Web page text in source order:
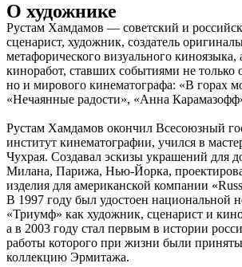
О художнике
Рустам Хамдамов — советский и
сценарист, художник, создатель
метафорического визуального киноязыка,
киноработ, ставших событиями не только
но и мирового кинематографа: «В горах
«Нечаянные радости», «Анна
Рустам Хамдамов окончил Всесоюзный
институт кинематографии, учился в
Чухрая. Создавал эскизы украшений для
Милана, Парижа, Нью-Йорка,
изделия для американской компании
В 1997 году был удостоен национальной
«Триумф» как художник, сценарист и
а в 2003 году стал первым в истории
работы которого при жизни были
коллекцию Эрмитажа.